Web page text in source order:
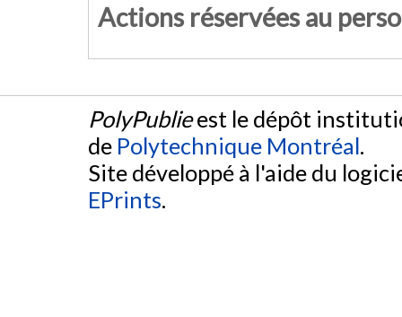
Actions réservées au
PolyPublieest le dépôt
de Polytechnique Montréal.
Site développé à l'aide du
EPrints.